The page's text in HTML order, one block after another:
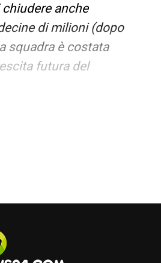
anche
di milioni (dopo
squadra è costata
futura del